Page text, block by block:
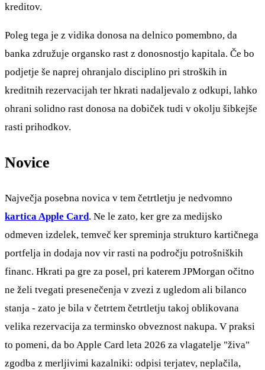
kreditov.
Poleg tega je z vidika donosa na delnico pomembno, da
banka združuje organsko rast z donosnostjo kapitala. Če bo
podjetje še naprej ohranjalo disciplino pri stroških in
kreditnih rezervacijah ter hkrati nadaljevalo z odkupi, lahko
ohrani solidno rast donosa na dobiček tudi v okolju šibkejše
rasti prihodkov.
Novice
Največja posebna novica v tem četrtletju je nedvomno
kartica Apple Card. Ne le zato, ker gre za medijsko
odmeven izdelek, temveč ker spreminja strukturo kartičnega
portfelja in dodaja nov vir rasti na področju potrošniških
financ. Hkrati pa gre za posel, pri katerem JPMorgan očitno
ne želi tvegati presenečenja v zvezi z ugledom ali bilanco
stanja - zato je bila v četrtem četrtletju takoj oblikovana
velika rezervacija za terminsko obveznost nakupa. V praksi
to pomeni, da bo Apple Card leta 2026 za vlagatelje "živa"
zgodba z merljivimi kazalniki: odpisi terjatev, neplačila,